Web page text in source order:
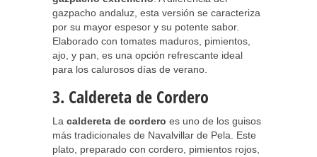
gazpacho andaluz, esta versión se caracteriza
por su mayor espesor y su potente sabor.
Elaborado con tomates maduros, pimientos,
ajo, y pan, es una opción refrescante ideal
para los calurosos días de verano.
3. Caldereta de Cordero
La caldereta de cordero es uno de los guisos
más tradicionales de Navalvillar de Pela. Este
plato, preparado con cordero, pimientos rojos,